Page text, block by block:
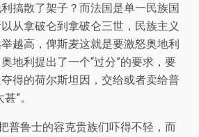
搞散了架子？而法国是单一民族国
从拿破仑到拿破仑三世，民族主义
越高，俾斯麦这就是要激怒奥地利
地利提出了一个“过分”的要求，要
得的荷尔斯坦因，交给或者卖给普
”。
普鲁士的容克贵族们吓得不轻，而